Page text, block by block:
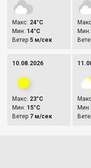
Макс: 24°C
Мин: 14°C
Ветер 5 м/сек
Мин:
10.08.2026
Макс: 23°C
Мин: 15°C
Ветер 7 м/сек
Мин: